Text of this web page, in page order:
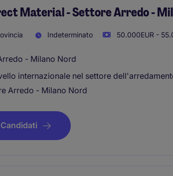
Material - Settore Arredo -
Indeterminato 50.000EUR -
- Milano Nord
internazionale nel settore
Arredo - Milano Nord
Candidati